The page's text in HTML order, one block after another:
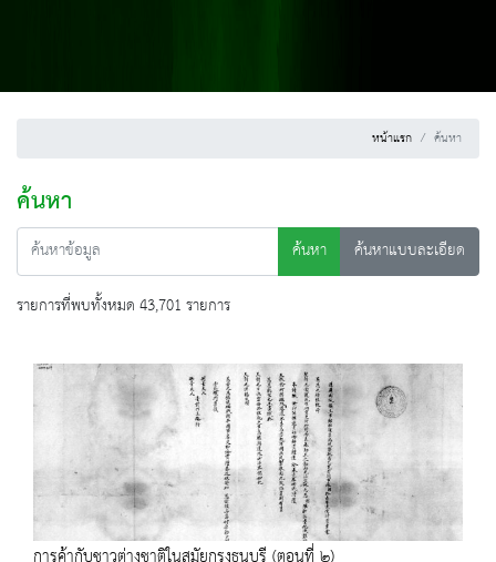
หน้าแรก ค้นหา
ค้นหา
ค้นหา
ค้นหาแบบละเอียด
รายการที่พบทั้งหมด 43,701 รายการ